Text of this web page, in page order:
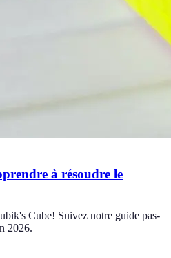
à résoudre le
Cube! Suivez notre guide pas-
2026.